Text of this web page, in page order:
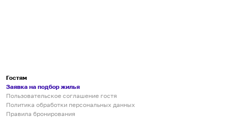
Гостям
Заявка на подбор жилья
Пользовательское соглашение гостя
Политика обработки персональных данных
Правила бронирования